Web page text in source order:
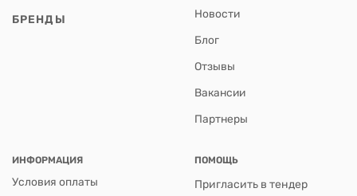
БРЕНДЫ Новости
Блог
Отзывы
Вакансии
Партнеры
ИНФОРМАЦИЯ
Условия оплаты
ПОМОЩЬ
Пригласить в тендер